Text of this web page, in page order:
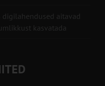
digilahendused aitavad
kasvatada